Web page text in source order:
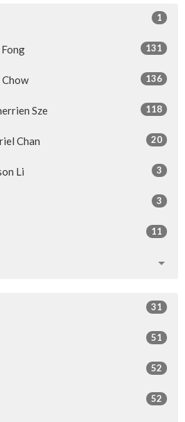
1
131
Chow 136
Sze 118
Chan 20
Li 3
3
11
31
51
52
52